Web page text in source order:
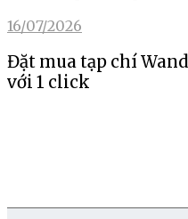
16/07/2026
Đặt mua tạp chí
với 1 click